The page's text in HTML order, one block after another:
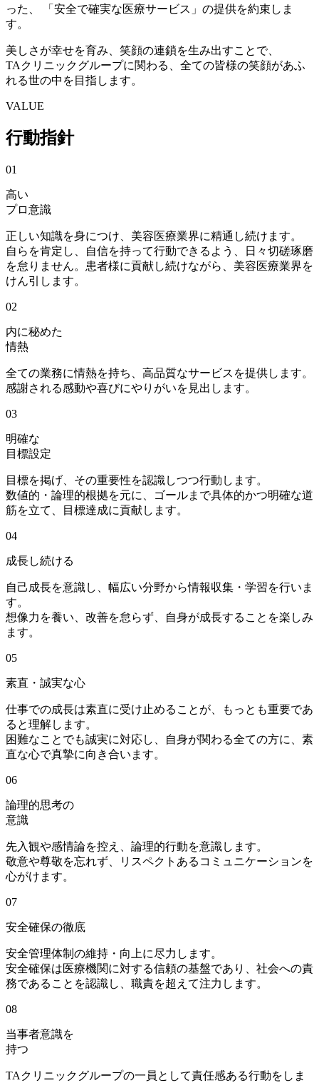
った、 「 安全で確実な医療サービス 」の提供を約束しま
す。
美しさが幸せを育み、笑顔の連鎖を生み出すことで、
TAクリニックグループに関わる、 全ての皆様の笑顔があふ
れる世の中 を目指します。
VALUE
行動指針
01
高い
プロ意識
正しい知識を身につけ、美容医療業界に精通し続けます。
自らを肯定し、自信を持って行動できるよう、日々切磋琢磨
を怠りません。患者様に貢献し続けながら、美容医療業界を
けん引します。
02
内に秘めた
情熱
全ての業務に情熱を持ち、高品質なサービスを提供します。
感謝される感動や喜びにやりがいを見出します。
03
明確な
目標設定
目標を掲げ、その重要性を認識しつつ行動します。
数値的・論理的根拠を元に、ゴールまで具体的かつ明確な道
筋を立て、目標達成に貢献します。
04
成長し続ける
自己成長を意識し、幅広い分野から情報収集・学習を行いま
す。
想像力を養い、改善を怠らず、自身が成長することを楽しみ
ます。
05
素直・誠実な心
仕事での成長は素直に受け止めることが、もっとも重要であ
ると理解します。
困難なことでも誠実に対応し、自身が関わる全ての方に、素
直な心で真摯に向き合います。
06
論理的思考の
意識
先入観や感情論を控え、論理的行動を意識します。
敬意や尊敬を忘れず、リスペクトあるコミュニケーションを
心がけます。
07
安全確保の徹底
安全管理体制の維持・向上に尽力します。
安全確保は医療機関に対する信頼の基盤であり、社会への責
務であることを認識し、職責を超えて注力します。
08
当事者意識を
持つ
TAクリニックグループの一員として責任感ある行動をしま